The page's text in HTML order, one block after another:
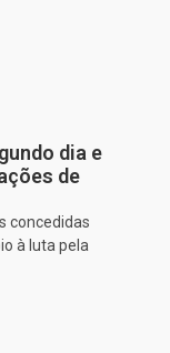
dia e
de
concedidas
à luta pela